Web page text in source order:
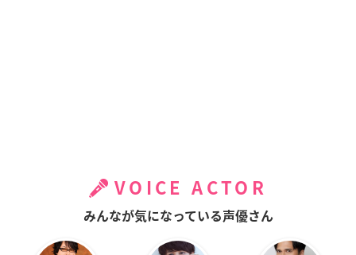
VOICE ACTOR
みんなが気になっている声優さん